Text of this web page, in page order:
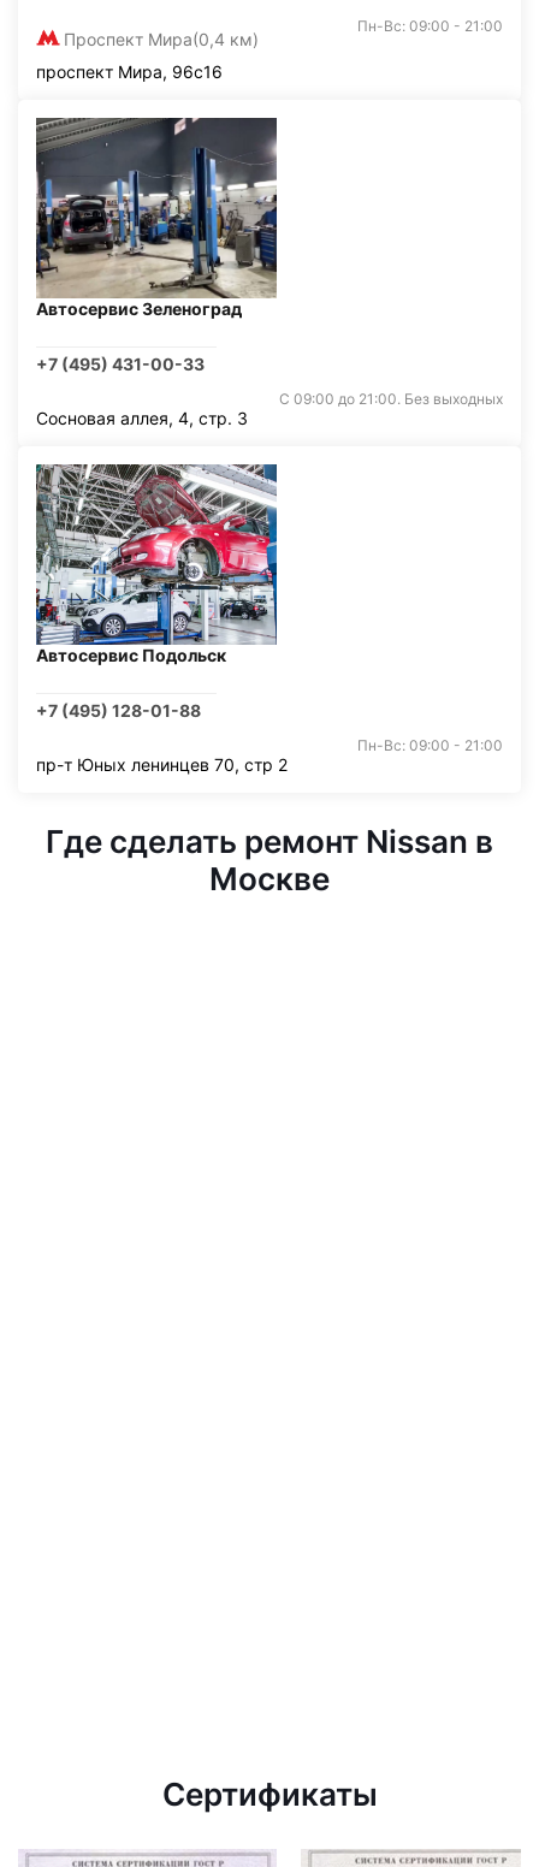
Проспект Мира(0,4 км)
Пн-Вс: 09:00 - 21:00
проспект Мира, 96с16
Автосервис Зеленоград
+7 (495) 431-00-33
С 09:00 до 21:00. Без выходных
Сосновая аллея, 4, стр. 3
Автосервис Подольск
+7 (495) 128-01-88
Пн-Вс: 09:00 - 21:00
пр-т Юных ленинцев 70, стр 2
Где сделать ремонт Nissan в
Москве
Сертификаты